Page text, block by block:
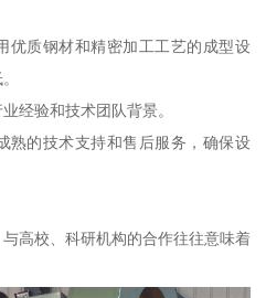
优质钢材和精密加工工艺的成型设
经验和技术团队背景。
熟的技术支持和售后服务，确保设
高校、科研机构的合作往往意味着